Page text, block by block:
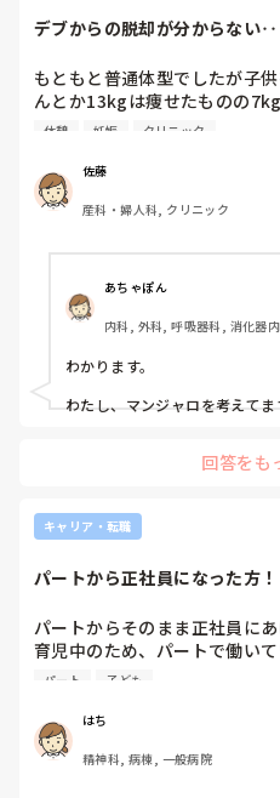
今の職場については、先に職場
（当時は車が1台しかなく、夫
持ち家の方だとあまり参考に
転職活動の際は転職サイトは使
面接では前職の給料明細や源
ました。
中途採用だとラダー1スタート
かった点です。
今は、やりたい看護よりも家
て働いています。
正解かは分かりませんが、後か
切にすればよかった」と後悔は
ちびさまにとって、無理なく働
デブからの脱却が分からない‥
もともと普通体型でしたが子
んとか13kgは痩せたものの7kg
恥ずかしい話、最近は自分の
職場のクリニックにも常にお
勤務時間中30分〜1時間は座
料理が好きなので子供達に手
緒になって食べています。
いい加減、太りすぎて痩せた
います。。
いきなり痩せてもリバウンド
いので痩せたいです。皆さん
のアドバイスをいただけますと
休憩 妊娠 クリニック
佐藤
産科・婦人科, クリニック
あちゃぽん
内科, 外科, 呼吸器科, 消化器
合診療科, 救急科, 超急性期,
ス, 外来, 神経内科, 脳神経外
わかります。
わたし、マンジャロを考えてま
回答をも
キャリア・転職
パートから正社員になった方！
パートからそのまま正社員に
育児中のため、パートで働い
ら、人間関係がいいところな
・パートから正社員に変わる
ト、デメリット)
・スタイルに合わせて正社員
パート 子ども
はち
精神科, 病棟, 一般病院